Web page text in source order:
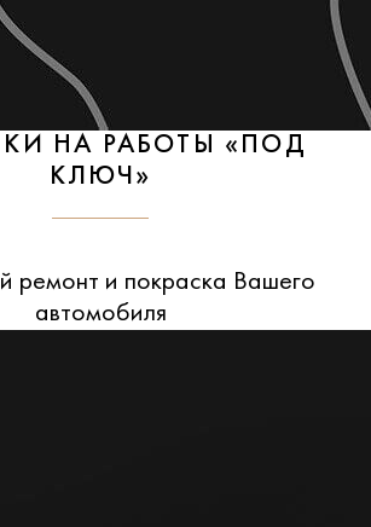
НА РАБОТЫ «ПОД
КЛЮЧ»
ремонт и покраска Вашего
автомобиля